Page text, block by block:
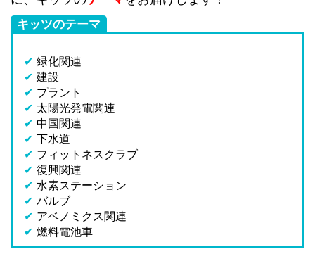
キッツのテーマ
✔ 緑化関連
✔ 建設
✔ プラント
✔ 太陽光発電関連
✔ 中国関連
✔ 下水道
✔ フィットネスクラブ
✔ 復興関連
✔ 水素ステーション
✔ バルブ
✔ アベノミクス関連
✔ 燃料電池車